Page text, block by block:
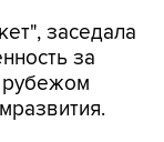
заседала
за